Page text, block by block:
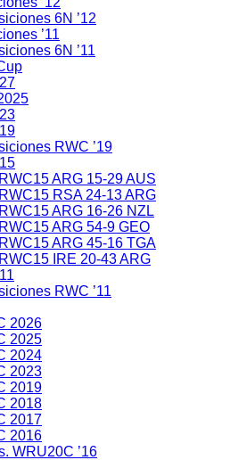
6N ’12
’11
6N ’11
RWC ’19
ARG 15-29 AUS
RSA 24-13 ARG
ARG 16-26 NZL
ARG 54-9 GEO
ARG 45-16 TGA
IRE 20-43 ARG
RWC ’11
2026
2025
2024
2023
2019
2018
2017
2016
WRU20C ’16